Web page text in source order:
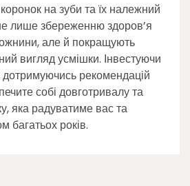
на зуби та їх належний
лише збереженню здоров’я
але й покращують
вигляд усмішки. Інвестуючи
дотримуючись рекомендацій
собі довготривалу та
яка радуватиме вас та
багатьох років.